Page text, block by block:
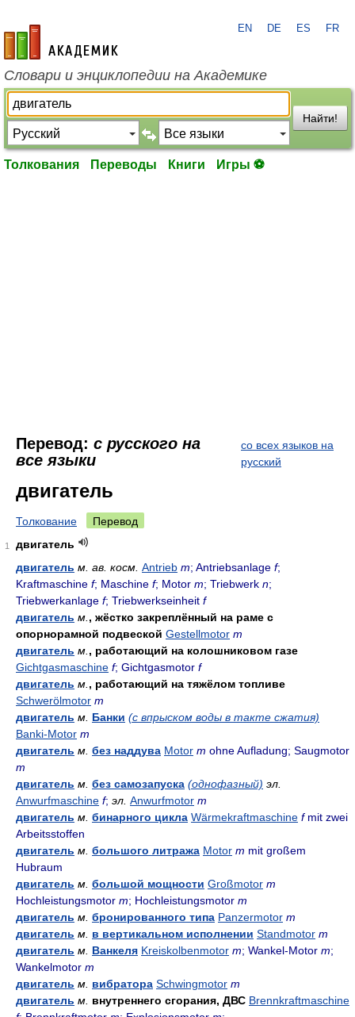
academic.ru
EN DE ES FR
Словари и энциклопедии на Академике
Найти!
Толкования Переводы Книги Игры ⚽
Перевод: с русского на
все языки
со всех языков на
русский
двигатель
Толкование Перевод
1
двигатель
двигатель м. ав. косм. Antrieb m; Antriebsanlage f;
Kraftmaschine f; Maschine f; Motor m; Triebwerk n;
Triebwerkanlage f; Triebwerkseinheit f
двигатель м. , жёстко закреплённый на раме с
опорнорамной подвеской Gestellmotor m
двигатель м. , работающий на колошниковом газе
Gichtgasmaschine f; Gichtgasmotor f
двигатель м. , работающий на тяжёлом топливе
Schwerölmotor m
двигатель м. Банки (с впрыском воды в такте сжатия)
Banki-Motor m
двигатель м. без наддува Motor m ohne Aufladung; Saugmotor
m
двигатель м. без самозапуска (однофазный) эл.
Anwurfmaschine f; эл. Anwurfmotor m
двигатель м. бинарного цикла Wärmekraftmaschine fmit zwei
Arbeitsstoffen
двигатель м. большого литража Motor m mit großem
Hubraum
двигатель м. большой мощности Großmotor m
Hochleistungsmotor m; Hochleistungsmotor m
двигатель м. бронированного типа Panzermotor m
двигатель м. в вертикальном исполнении Standmotor m
двигатель м. Ванкеля Kreiskolbenmotor m; Wankel-Motor m;
Wankelmotor m
двигатель м. вибратора Schwingmotor m
двигатель м. внутреннего сгорания, ДВС Brennkraftmaschine